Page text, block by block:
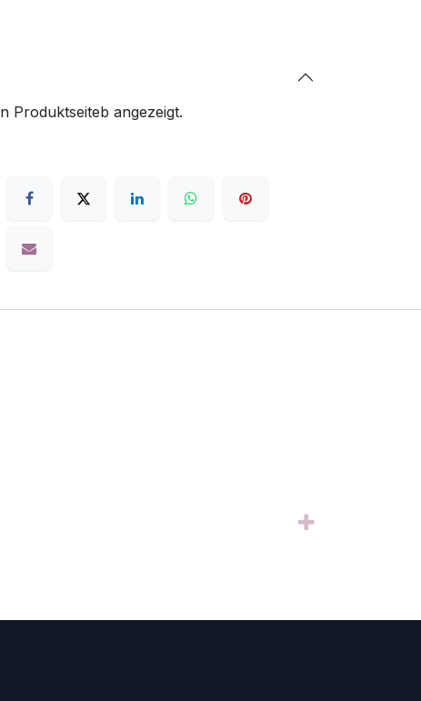
Produktseiteb angezeigt.